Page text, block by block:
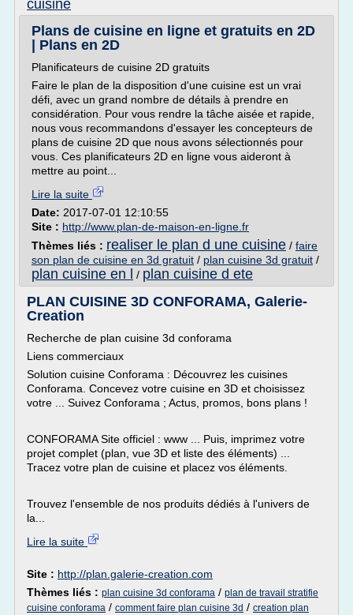
cuisine
Plans de cuisine en ligne et gratuits en 2D
| Plans en 2D
Planificateurs de cuisine 2D gratuits
Faire le plan de la disposition d'une cuisine est un vrai
défi, avec un grand nombre de détails à prendre en
considération. Pour vous rendre la tâche aisée et rapide,
nous vous recommandons d'essayer les concepteurs de
plans de cuisine 2D que nous avons sélectionnés pour
vous. Ces planificateurs 2D en ligne vous aideront à
mettre au point...
Lire la suite
Date: 2017-07-01 12:10:55
Site : http://www.plan-de-maison-en-ligne.fr
Thèmes liés : realiser le plan d une cuisine / faire
son plan de cuisine en 3d gratuit / plan cuisine 3d gratuit /
plan cuisine en l / plan cuisine d ete
PLAN CUISINE 3D CONFORAMA, Galerie-
Creation
Recherche de plan cuisine 3d conforama
Liens commerciaux
Solution cuisine Conforama : Découvrez les cuisines
Conforama. Concevez votre cuisine en 3D et choisissez
votre ... Suivez Conforama ; Actus, promos, bons plans !
CONFORAMA Site officiel : www ... Puis, imprimez votre
projet complet (plan, vue 3D et liste des éléments) ...
Tracez votre plan de cuisine et placez vos éléments.
Trouvez l'ensemble de nos produits dédiés à l'univers de
la...
Lire la suite
Site : http://plan.galerie-creation.com
Thèmes liés : plan cuisine 3d conforama / plan de travail stratifie
cuisine conforama / comment faire plan cuisine 3d / creation plan